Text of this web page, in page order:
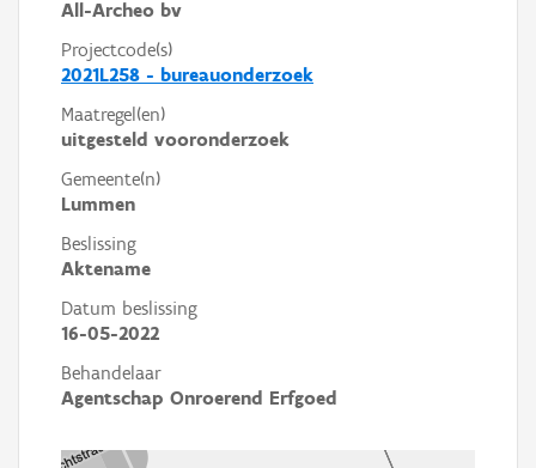
All-Archeo bv
Projectcode(s)
2021L258 - bureauonderzoek
Maatregel(en)
uitgesteld vooronderzoek
Gemeente(n)
Lummen
Beslissing
Aktename
Datum beslissing
16-05-2022
Behandelaar
Agentschap Onroerend Erfgoed